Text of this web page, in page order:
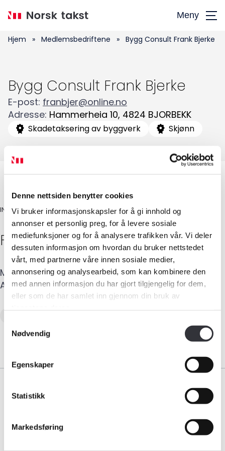
Denne nettsiden benytter cookies
Vi bruker informasjonskapsler for å gi innhold og
annonser et personlig preg, for å levere sosiale
mediefunksjoner og for å analysere trafikken vår. Vi deler
dessuten informasjon om hvordan du bruker nettstedet
vårt, med partnerne våre innen sosiale medier,
annonsering og analysearbeid, som kan kombinere den
med annen informasjon du har gjort tilgjengelig for dem,
eller som de har samlet inn gjennom din bruk av
Nødvendig
Egenskaper
Statistikk
Markedsføring
hovedinnhold
Meny
Søk
etter:
Medlemskap
Kurs og konferanser
Aktuelt
Om Norsk takst
Hjem » Medlemsbedriftene » Bygg Consult Frank Bjerke
Bygg Consult Frank Bjerke
E-post: franbjer@online.no
Adresse: Hammerheia 10, 4824 BJORBEKK
Skadetaksering av byggverk Skjønn
INGENIØR/TAKSTMANN
Frank Bjerke
Mobil: 952 11 636E-post: franbjer@online.no
Adresse: Hammerheia 10, 4824 BJORBEKK
Bransjeorganisasjonen for landets takstforetak.
Medlemskap